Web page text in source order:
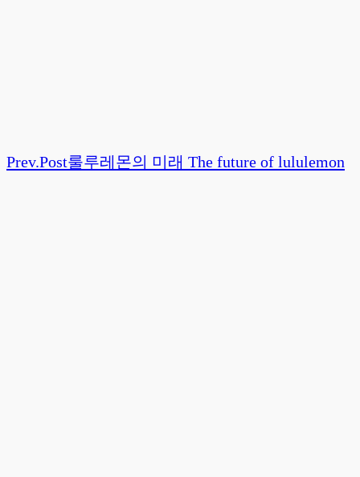
Prev.Post룰루레몬의 미래 The future of lululemon